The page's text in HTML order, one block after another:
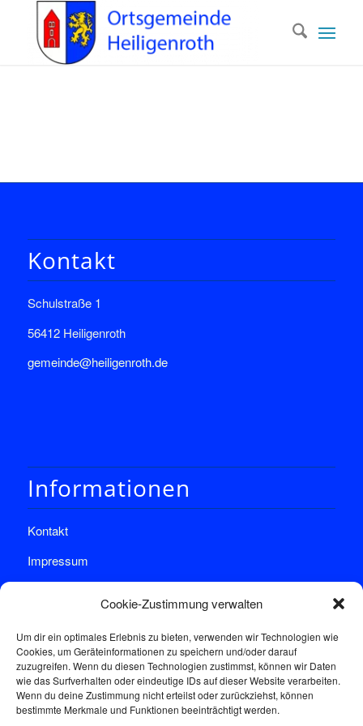
Cookie-Zustimmung verwalten
Um dir ein optimales Erlebnis zu bieten, verwenden wir Technologien wie
Cookies, um Geräteinformationen zu speichern und/oder darauf
zuzugreifen. Wenn du diesen Technologien zustimmst, können wir Daten
wie das Surfverhalten oder eindeutige IDs auf dieser Website verarbeiten.
Wenn du deine Zustimmung nicht erteilst oder zurückziehst, können
bestimmte Merkmale und Funktionen beeinträchtigt werden.
Kontakt
Schulstraße 1
56412 Heiligenroth
gemeinde@heiligenroth.de
Informationen
Kontakt
Impressum
Sprechstunde